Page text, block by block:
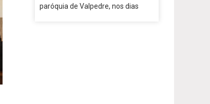
paróquia de Valpedre, nos dias